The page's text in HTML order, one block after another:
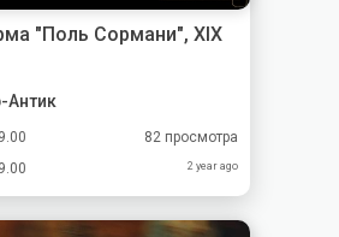
"Поль Сормани", XIX
Антик
9.00
9.00
82 просмотра
2 year ago